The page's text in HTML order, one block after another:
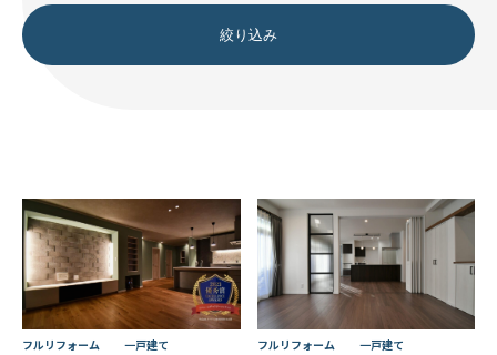
絞り込み
フルリフォーム 一戸建て フルリフォーム 一戸建て